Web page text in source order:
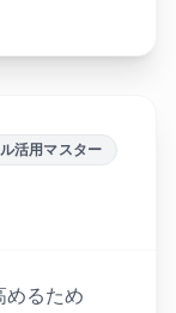
活用マスター
めるため